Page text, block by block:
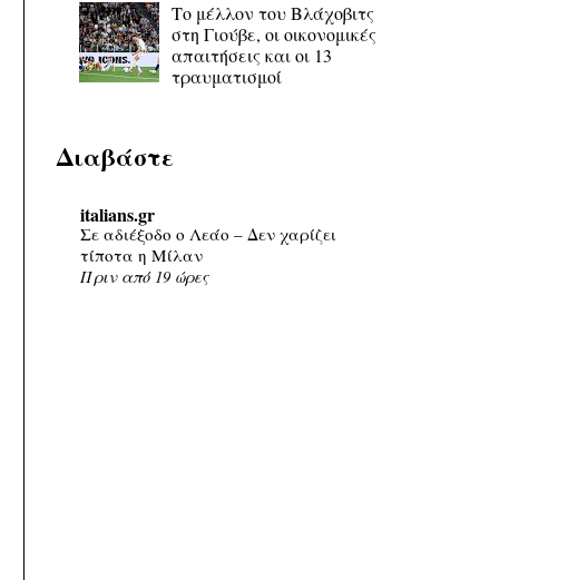
Το μέλλον του Βλάχοβιτς
στη Γιούβε, οι οικονομικές
απαιτήσεις και οι 13
τραυματισμοί
Διαβάστε
italians.gr
Σε αδιέξοδο ο Λεάο – Δεν χαρίζει
τίποτα η Μίλαν
Πριν από 19 ώρες